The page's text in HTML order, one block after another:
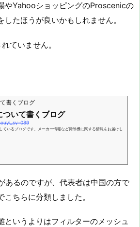
やYahooショッピングのProscenicの
たほうが良いかもしれません。
ていません。
書くブログ
ついて書くブログ
089
ているブログです。メーカー情報など掃除機に関する情報をお届けし
あるのですが、代表者は中国の方で
ちらに分類しました。
というよりはフィルターのメッシュ